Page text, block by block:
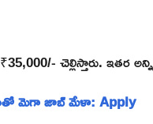
₹35,000/- చెల్లిస్తారు.
మెగా జాబ్ మేళా: Apply